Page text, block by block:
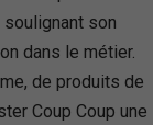
son
dans le métier.
de produits de
Coup Coup une